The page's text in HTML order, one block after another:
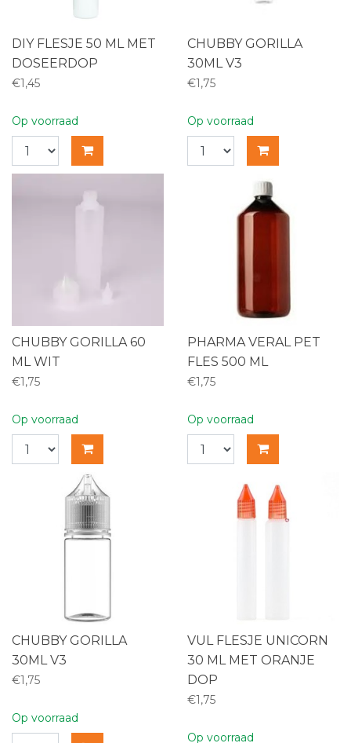
DIY FLESJE 50 ML MET
DOSEERDOP
€1,45
Op voorraad
CHUBBY GORILLA
30ML V3
€1,75
Op voorraad
CHUBBY GORILLA 60
ML WIT
€1,75
Op voorraad
PHARMA VERAL PET
FLES 500 ML
€1,75
Op voorraad
CHUBBY GORILLA
30ML V3
€1,75
Op voorraad
VUL FLESJE UNICORN
30 ML MET ORANJE
DOP
€1,75
Op voorraad